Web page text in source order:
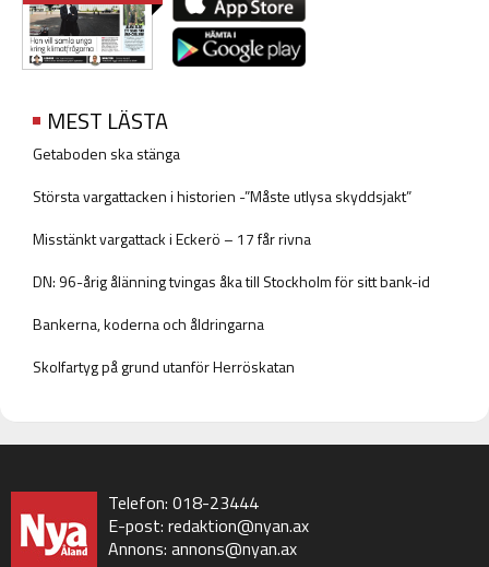
MEST LÄSTA
Getaboden ska stänga
Största vargattacken i historien -”Måste utlysa skyddsjakt”
Misstänkt vargattack i Eckerö – 17 får rivna
DN: 96-årig ålänning tvingas åka till Stockholm för sitt bank-id
Bankerna, koderna och åldringarna
Skolfartyg på grund utanför Herröskatan
Telefon: 018-23444
E-post: redaktion@nyan.ax
Annons: annons@nyan.ax